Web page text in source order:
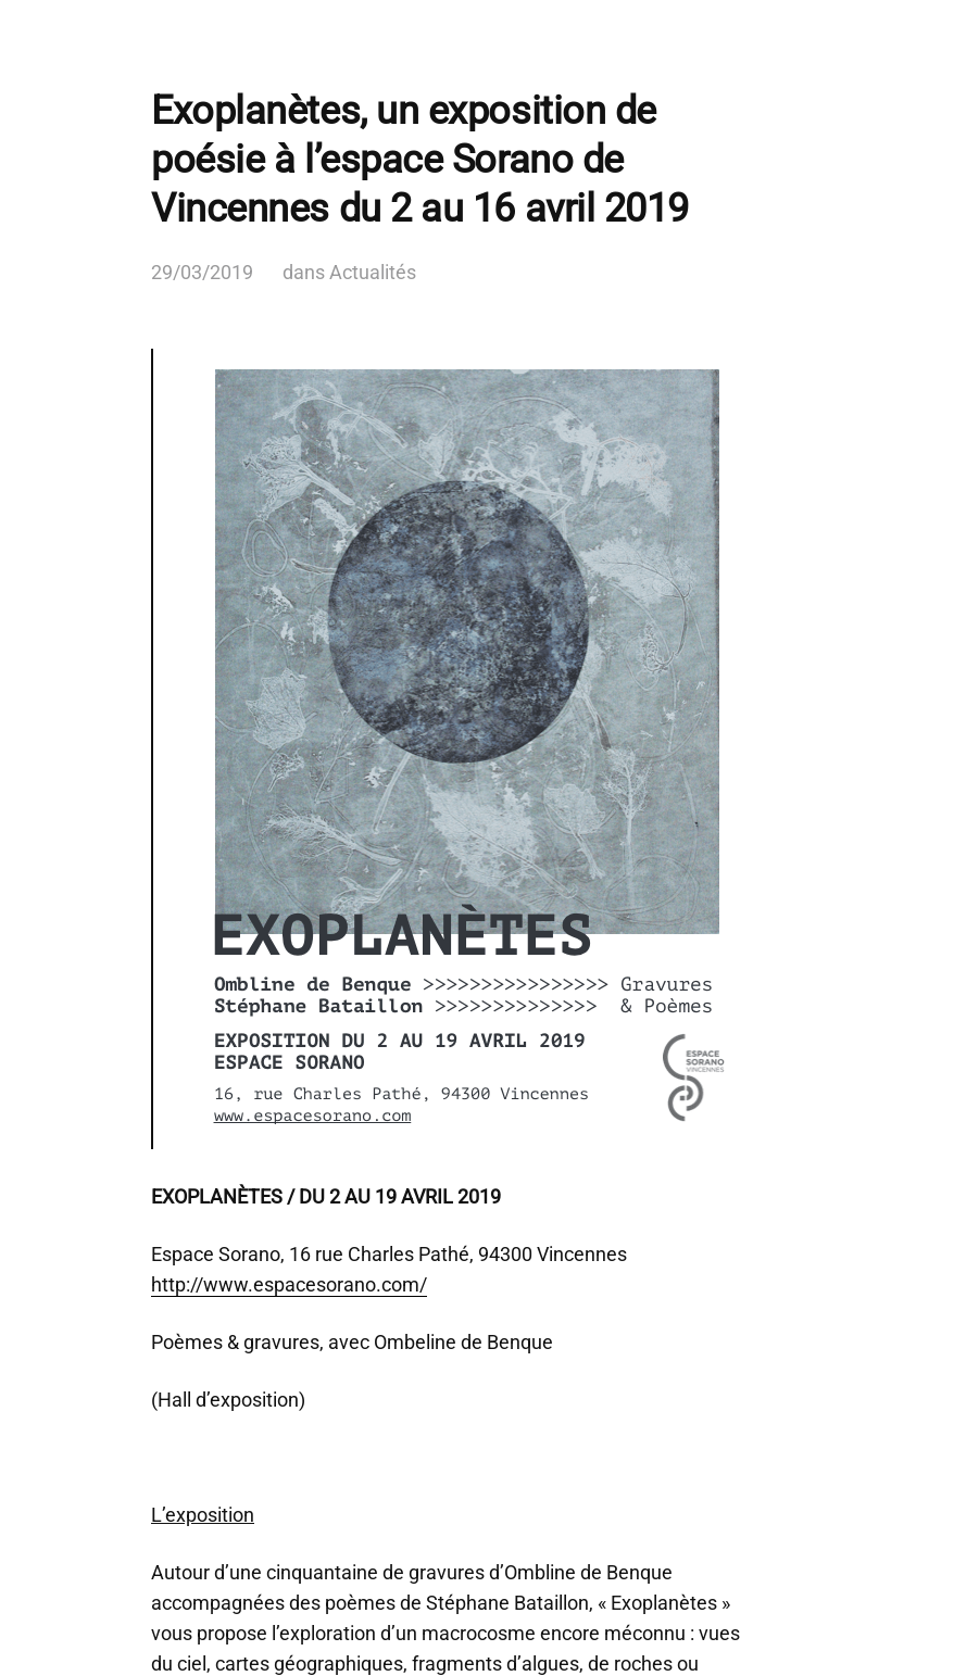
Exoplanètes, un exposition de
poésie à l’espace Sorano de
Vincennes du 2 au 16 avril 2019
29/03/2019 dans Actualités
EXOPLANÈTES /DU 2 AU 19 AVRIL 2019
Espace Sorano, 16 rue Charles Pathé, 94300 Vincennes
http://www.espacesorano.com/
Poèmes & gravures, avec Ombeline de Benque
(Hall d’exposition)
L’exposition
Autour d’une cinquantaine de gravures d’Ombline de Benque
accompagnées des poèmes de Stéphane Bataillon, « Exoplanètes »
vous propose l’exploration d’un macrocosme encore méconnu : vues
du ciel, cartes géographiques, fragments d’algues, de roches ou